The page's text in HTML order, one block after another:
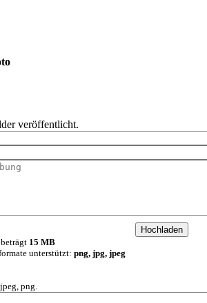
veröffentlicht.
15 MB
unterstützt: png, jpg, jpeg
png.